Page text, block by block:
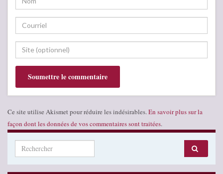
Ce site utilise Akismet pour réduire les indésirables. En savoir plus sur la
façon dont les données de vos commentaires sont traitées.
Search for: